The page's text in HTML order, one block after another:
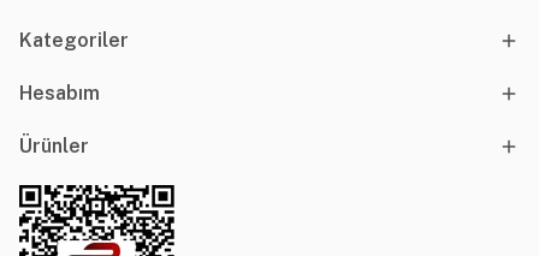
Kategoriler
Hesabım
Ürünler